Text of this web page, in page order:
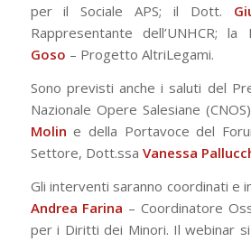
per il Sociale APS; il Dott.
Rappresentante dell’UNHCR; la
Goso – Progetto AltriLegami.
Sono previsti anche i saluti del
Nazionale Opere Salesiane
Molin e della Portavoce del
Settore, Dott.ssa Vanessa
Gli interventi saranno coordinati e
Andrea Farina – Coordinatore
per i Diritti dei Minori. Il webinar